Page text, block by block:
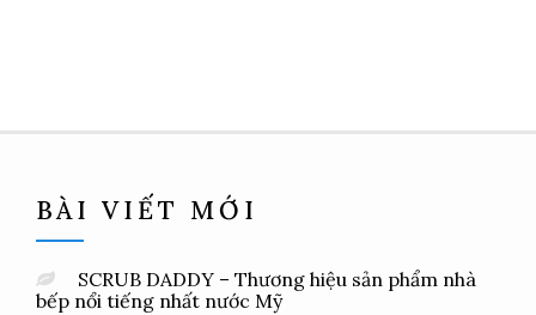
BÀI VIẾT MỚI
SCRUB DADDY – Thương hiệu sản phẩm nhà
bếp nổi tiếng nhất nước Mỹ